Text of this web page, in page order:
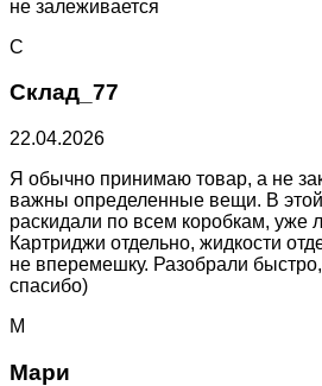
не залеживается
С
Склад_77
22.04.2026
Я обычно принимаю товар, а не
важны определенные вещи. В
раскидали по всем коробкам, уже
Картриджи отдельно, жидкости
не вперемешку. Разобрали
спасибо)
М
Мари